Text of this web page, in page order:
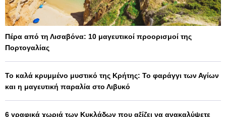
Πέρα από τη Λισαβόνα: 10 μαγευτικοί προορισμοί της
Πορτογαλίας
Το καλά κρυμμένο μυστικό της Κρήτης: Το φαράγγι των Αγίων
και η μαγευτική παραλία στο Λιβυκό
6 γραφικά χωριά των Κυκλάδων που αξίζει να ανακαλύψετε